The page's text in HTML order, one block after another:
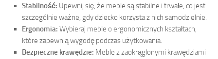
Stabilność: Upewnij się, że meble są stabilne i trwałe, co jest
szczególnie ważne, gdy dziecko korzysta z nich samodzielnie.
Ergonomia: Wybieraj meble o ergonomicznych kształtach,
które zapewnią wygodę podczas użytkowania.
Bezpieczne krawędzie: Meble z zaokrąglonymi krawędziami